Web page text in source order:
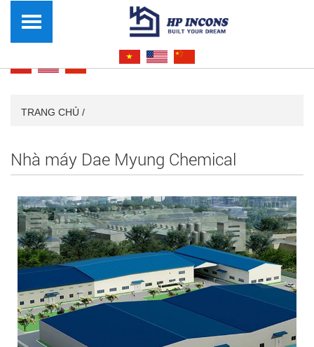
TRANG CHỦ /
Nhà máy Dae Myung Chemical